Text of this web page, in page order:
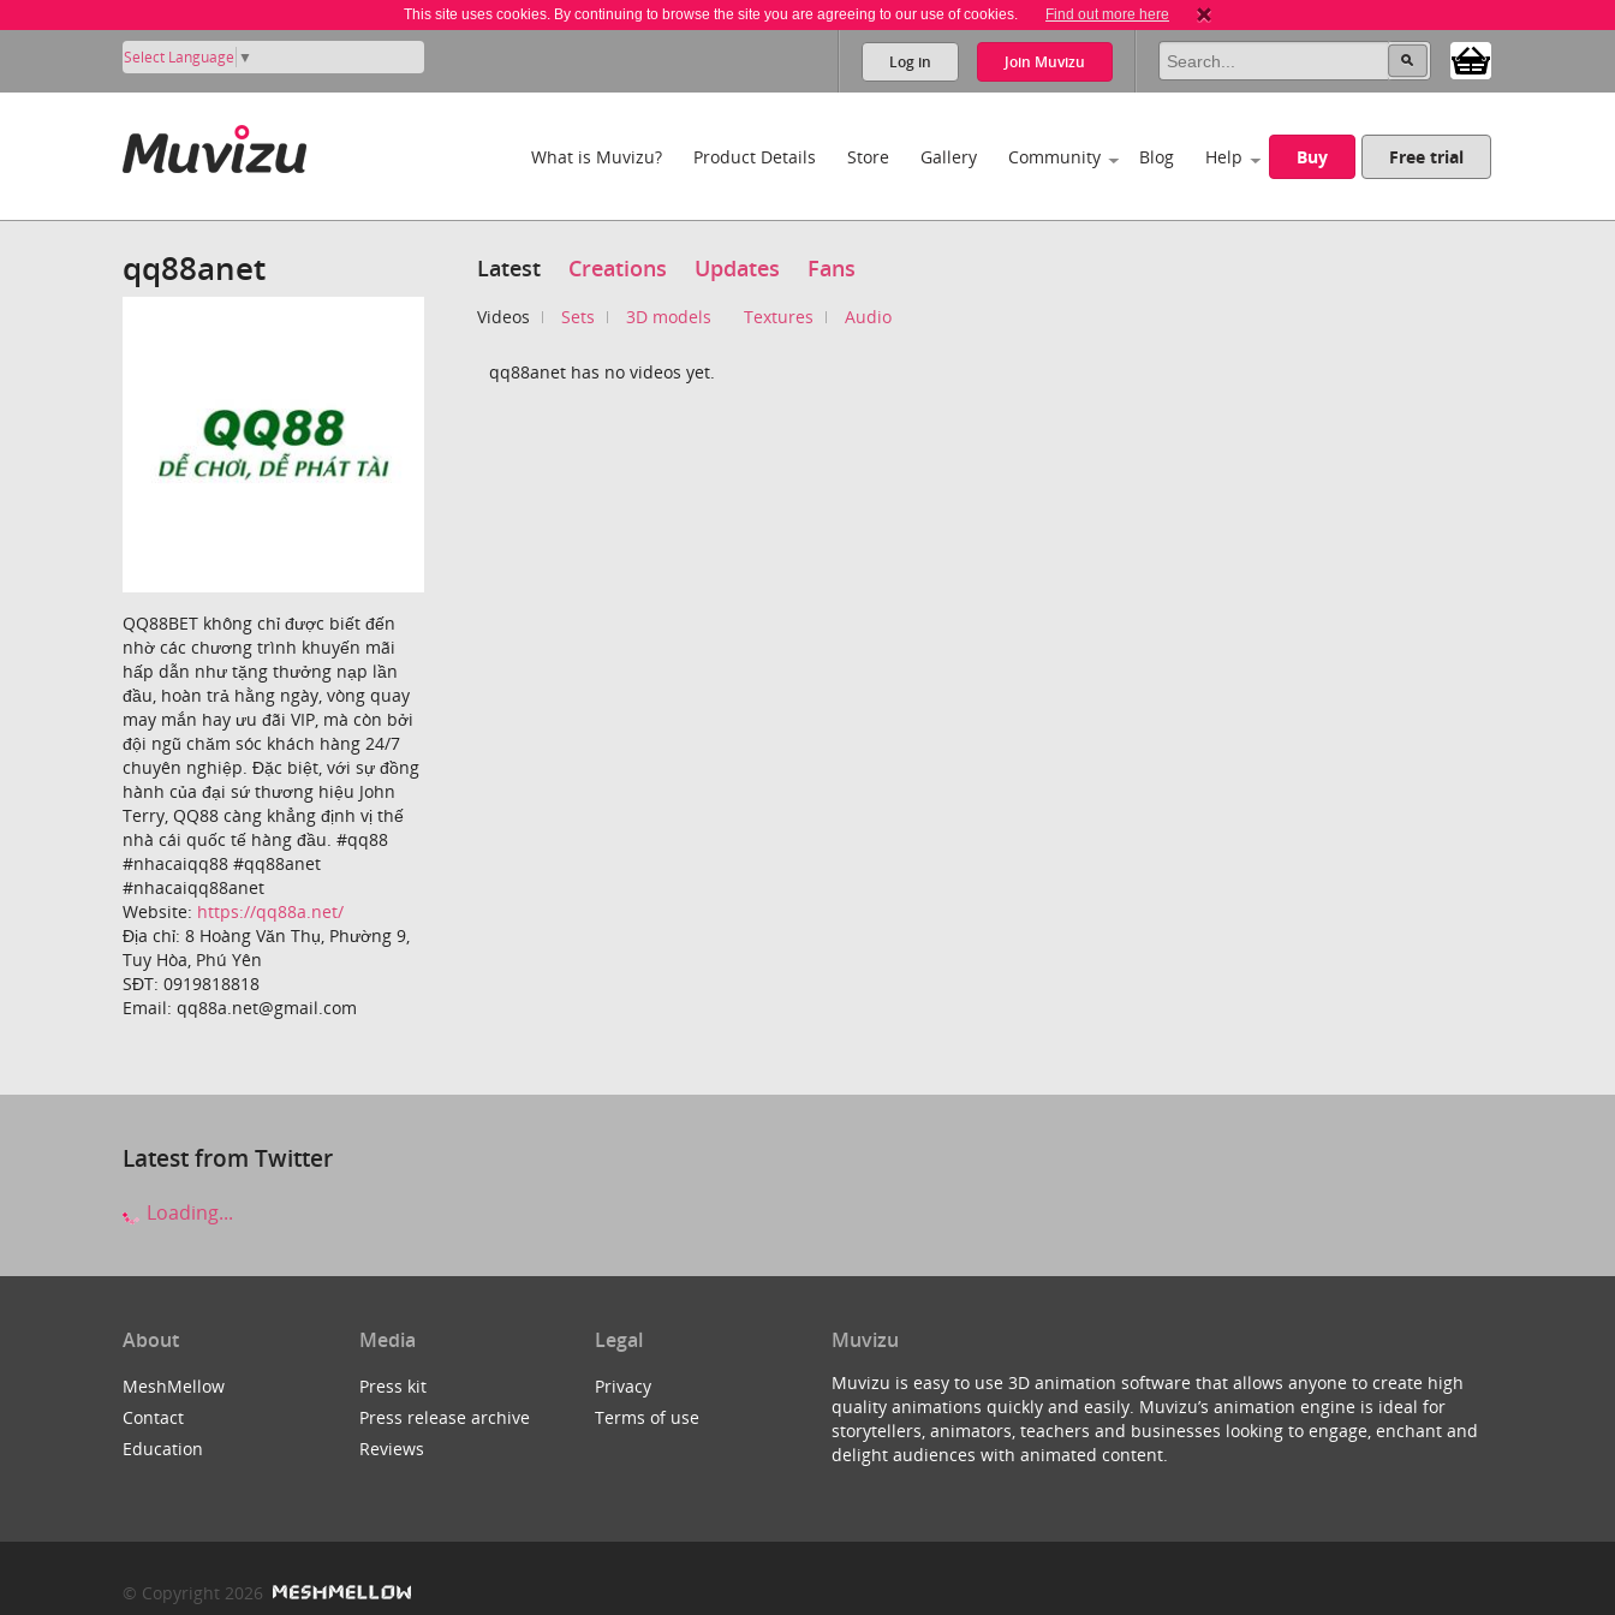
This site uses cookies. By continuing to browse the site you are agreeing to our use of cookies. Find out more here
Select Language ▼ Log in Join Muvizu
What is Muvizu? Product Details Store Gallery Community Blog Help Buy Free trial
qq88anet
QQ88BET không chỉ được biết đến
nhờ các chương trình khuyến mãi
hấp dẫn như tặng thưởng nạp lần
đầu, hoàn trả hằng ngày, vòng quay
may mắn hay ưu đãi VIP, mà còn bởi
đội ngũ chăm sóc khách hàng 24/7
chuyên nghiệp. Đặc biệt, với sự đồng
hành của đại sứ thương hiệu John
Terry, QQ88 càng khẳng định vị thế
nhà cái quốc tế hàng đầu. #qq88
#nhacaiqq88 #qq88anet
#nhacaiqq88anet
Website: https://qq88a.net/
Địa chỉ: 8 Hoàng Văn Thụ, Phường 9,
Tuy Hòa, Phú Yên
SĐT: 0919818818
Email: qq88a.net@gmail.com
Latest Creations Updates Fans
Videos Sets 3D models Textures Audio
qq88anet has no videos yet.
Latest from Twitter
Loading...
About
MeshMellow
Contact
Education
Media
Press kit
Press release archive
Reviews
Legal
Privacy
Terms of use
Muvizu
Muvizu is easy to use 3D animation software that allows anyone to create high
quality animations quickly and easily. Muvizu’s animation engine is ideal for
storytellers, animators, teachers and businesses looking to engage, enchant and
delight audiences with animated content.
© Copyright 2026